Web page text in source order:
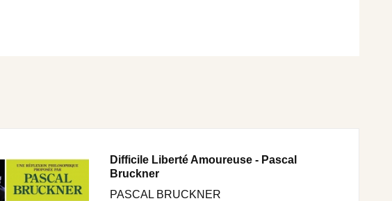
Difficile Liberté Amoureuse - Pascal
Bruckner
PASCAL BRUCKNER